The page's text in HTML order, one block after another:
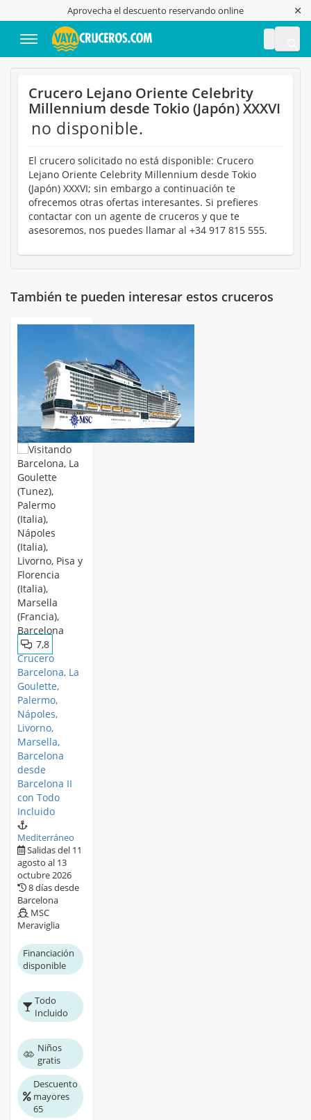
Aprovecha el descuento reservando online
Crucero Lejano Oriente Celebrity
Millennium desde Tokio (Japón) XXXVI
no disponible.
El crucero solicitado no está disponible: Crucero
Lejano Oriente Celebrity Millennium desde Tokio
(Japón) XXXVI; sin embargo a continuación te
ofrecemos otras ofertas interesantes. Si prefieres
contactar con un agente de cruceros y que te
asesoremos, nos puedes llamar al +34 917 815 555.
También te pueden interesar estos cruceros
7,8
Crucero
Barcelona, La
Goulette,
Palermo,
Nápoles,
Livorno,
Marsella,
Barcelona
desde
Barcelona II
con Todo
Incluido
Mediterráneo
Salidas del 11
agosto al 13
octubre 2026
8 días desde
Barcelona
MSC
Meraviglia
Financiación
disponible
Todo
Incluido
Niños
gratis
Descuento
mayores
65